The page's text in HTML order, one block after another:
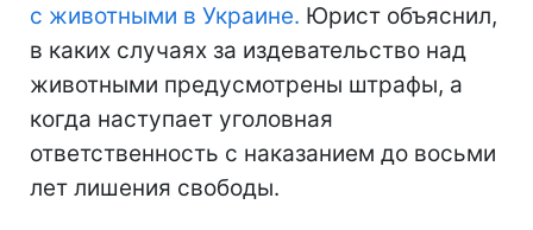
с животными в Украине. Юрист объяснил,
в каких случаях за издевательство над
животными предусмотрены штрафы, а
когда наступает уголовная
ответственность с наказанием до восьми
лет лишения свободы.